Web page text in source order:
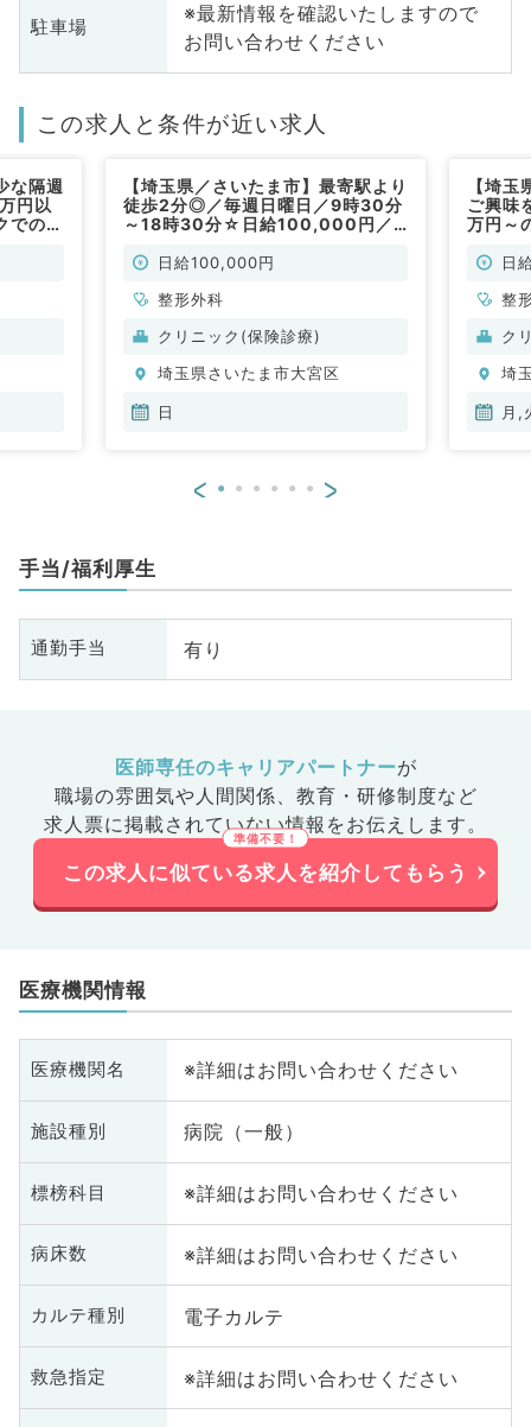
駐車場
※最新情報を確認いたしますので
お問い合わせください
この求人と条件が近い求人
な隔週
円以
での募
【埼玉県／さいたま市】最寄駅より
徒歩2分◎／毎週日曜日／9時30分
～18時30分☆日給100,000円／
外科／非常勤）
日給100,000円
整形外科
クリニック(保険診療)
埼玉県さいたま市大宮区
日
【埼
ご興味
万円～
にて
リニ
日
整
ク
埼
月,
< >
手当/福利厚生
通勤手当 有り
医師専任のキャリアパートナーが
職場の雰囲気や人間関係、 教育・研修制度など
求人票に掲載されていない情報をお伝えします。
この求人に似ている求人を紹介してもらう
医療機関情報
医療機関名 ※詳細はお問い合わせください
施設種別 病院（一般）
標榜科目 ※詳細はお問い合わせください
病床数 ※詳細はお問い合わせください
カルテ種別 電子カルテ
救急指定 ※詳細はお問い合わせください